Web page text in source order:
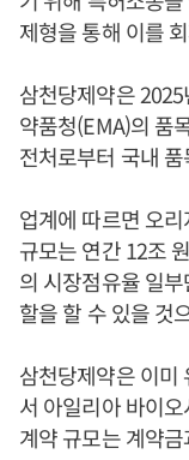
제형을 통해 이를
삼천당제약은
약품청(EMA)의 품
전처로부터 국내
업계에 따르면 오
규모는 연간 12조
의 시장점유율 일
할을 할 수 있을 것
삼천당제약은 이미
서 아일리아 바이
계약 규모는 계약